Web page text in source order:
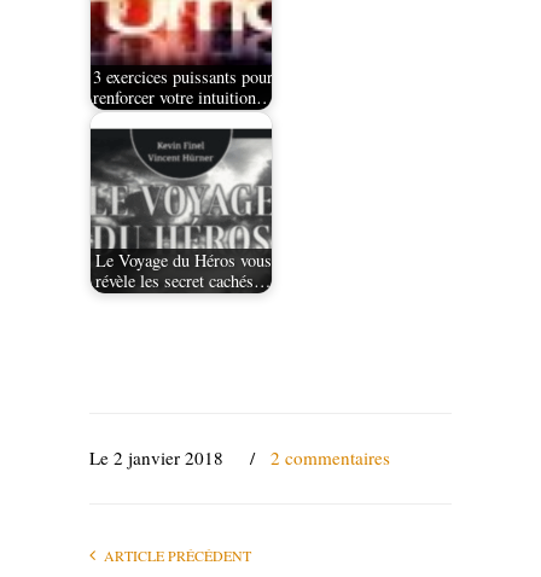
3 exercices puissants pour
renforcer votre intuition…
Le Voyage du Héros vous
révèle les secret cachés…
Le 2 janvier 2018 / 2 commentaires
ARTICLE PRÉCÉDENT